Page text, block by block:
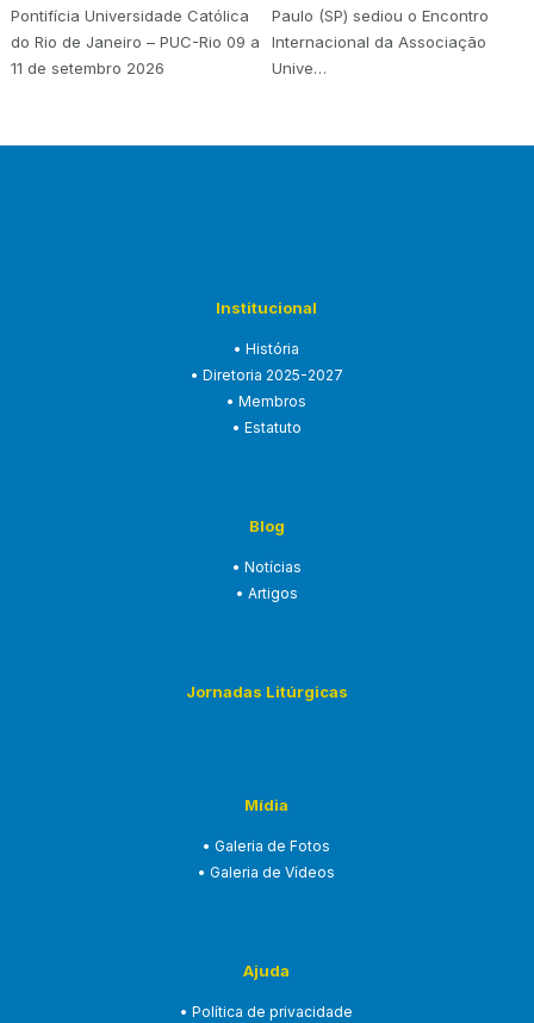
Pontifícia Universidade Católica
do Rio de Janeiro – PUC-Rio 09 a
11 de setembro 2026
Paulo (SP) sediou o Encontro
Internacional da Associação
Unive…
Institucional
• História
• Diretoria 2025-2027
• Membros
• Estatuto
Blog
• Notícias
• Artigos
Jornadas Litúrgicas
Mídia
• Galeria de Fotos
• Galeria de Vídeos
Ajuda
• Política de privacidade